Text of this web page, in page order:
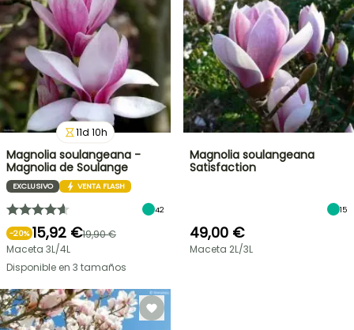
11d 10h
Magnolia soulangeana -
Magnolia de Soulange
EXCLUSIVO VENTA FLASH
42
-20% 15,92 €19,90 €
Maceta 3L/4L
Disponible en 3 tamaños
Magnolia soulangeana
Satisfaction
15
49,00 €
Maceta 2L/3L